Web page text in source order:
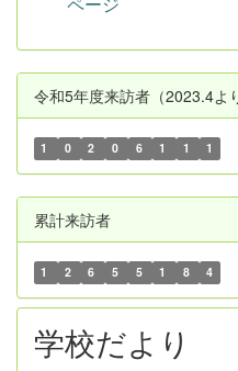
令和5年度来訪者（2023.4よ
1 0 2 0 6 1 1 1
累計来訪者
1 2 6 5 5 1 8 4
学校だより